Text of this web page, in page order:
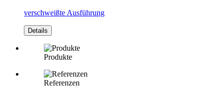
verschweißte Ausführung
Details
Produkte
Referenzen